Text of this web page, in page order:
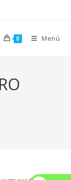
0 Menú